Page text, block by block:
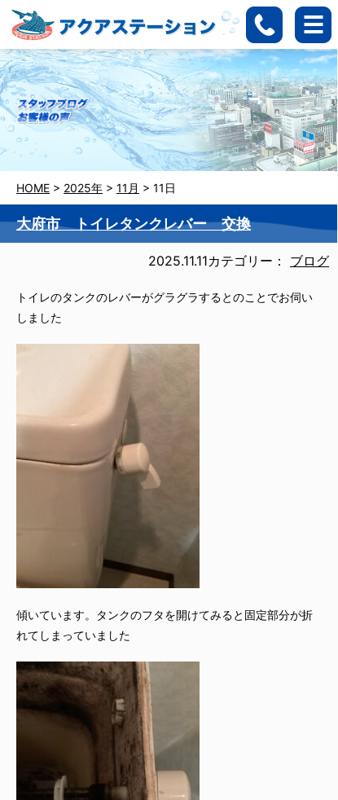
HOME > 2025年 > 11月 > 11日
大府市 トイレタンクレバー 交換
2025.11.11カテゴリー： ブログ
トイレのタンクのレバーがグラグラするとのことでお伺い
しました
傾いています。タンクのフタを開けてみると固定部分が折
れてしまっていました